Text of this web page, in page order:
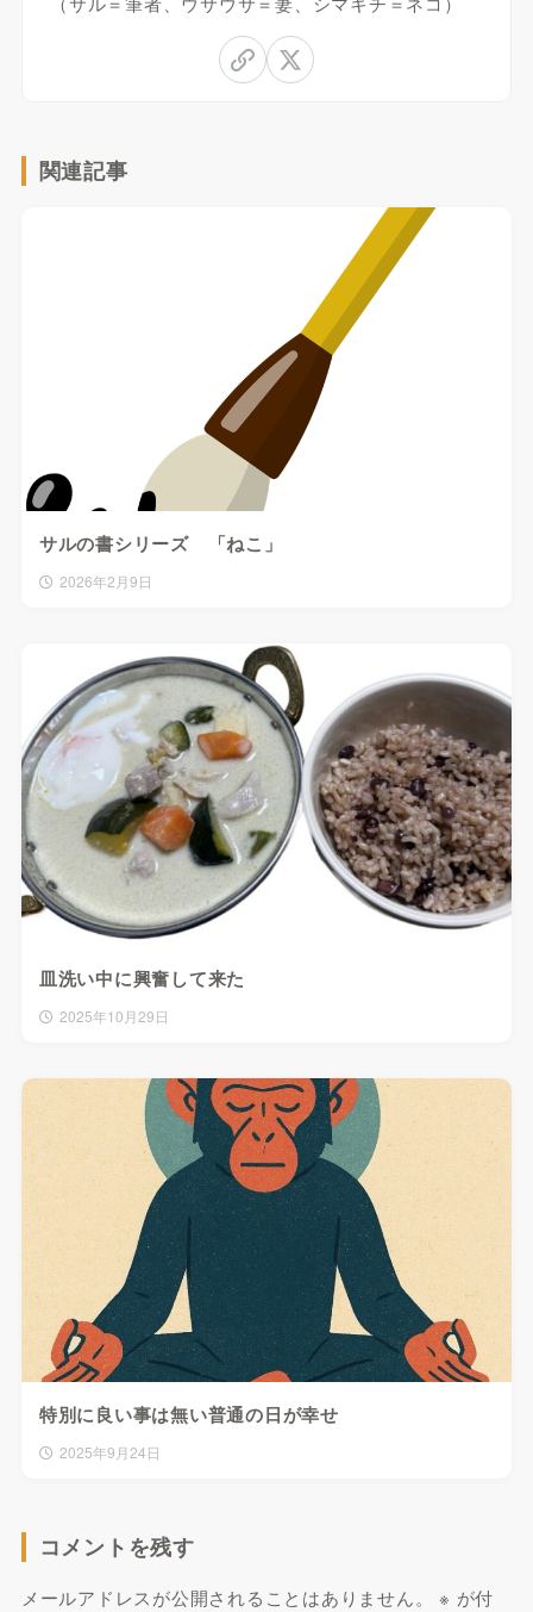
関連記事
サルの書シリーズ 「ねこ」
2026年2月9日
皿洗い中に興奮して来た
2025年10月29日
特別に良い事は無い普通の日が幸せ
2025年9月24日
コメントを残す
メールアドレスが公開されることはありません。 ※ が付